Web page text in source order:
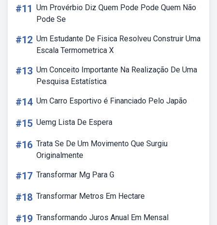
#11 Um Provérbio Diz Quem Pode Pode Quem Não
Pode Se
#12 Um Estudante De Fisica Resolveu Construir Uma
Escala Termometrica X
#13 Um Conceito Importante Na Realização De Uma
Pesquisa Estatística
#14 Um Carro Esportivo é Financiado Pelo Japão
#15 Uemg Lista De Espera
#16 Trata Se De Um Movimento Que Surgiu
Originalmente
#17 Transformar Mg Para G
#18 Transformar Metros Em Hectare
#19 Transformando Juros Anual Em Mensal